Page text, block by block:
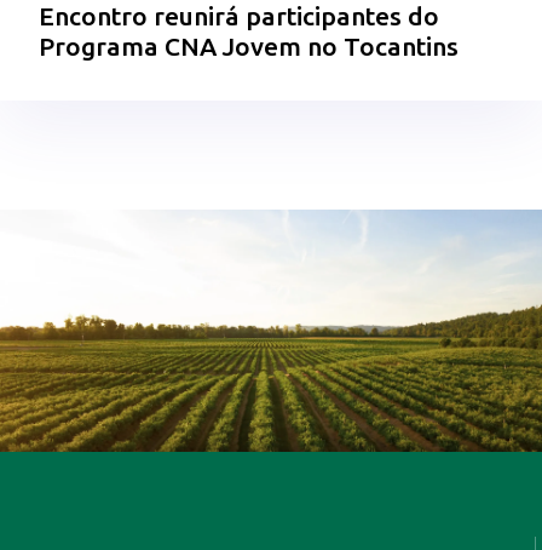
Encontro reunirá participantes do
Programa CNA Jovem no Tocantins